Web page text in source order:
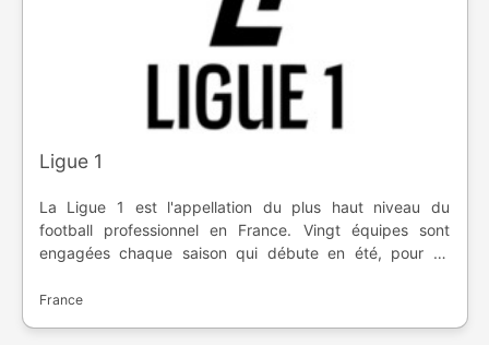
Ligue 1
La Ligue 1 est l'appellation du plus haut niveau du
football professionnel en France. Vingt équipes sont
engagées chaque saison qui débute en été, pour se
trois dernières équipes descendent en Ligue 2, alors que
France